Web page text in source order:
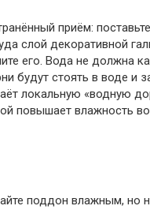
приём:
слой декоративной
его. Вода не должна
будут стоять в воде и
локальную «водную
повышает влажность
поддон влажным, но